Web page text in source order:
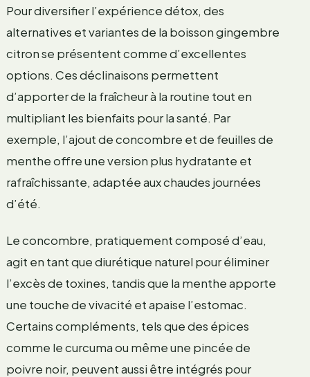
Pour diversifier l’expérience détox, des
alternatives et variantes de la boisson gingembre
citron se présentent comme d’excellentes
options. Ces déclinaisons permettent
d’apporter de la fraîcheur à la routine tout en
multipliant les bienfaits pour la santé. Par
exemple, l’ajout de concombre et de feuilles de
menthe offre une version plus hydratante et
rafraîchissante, adaptée aux chaudes journées
d’été.
Le concombre, pratiquement composé d’eau,
agit en tant que diurétique naturel pour éliminer
l’excès de toxines, tandis que la menthe apporte
une touche de vivacité et apaise l’estomac.
Certains compléments, tels que des épices
comme le curcuma ou même une pincée de
poivre noir, peuvent aussi être intégrés pour